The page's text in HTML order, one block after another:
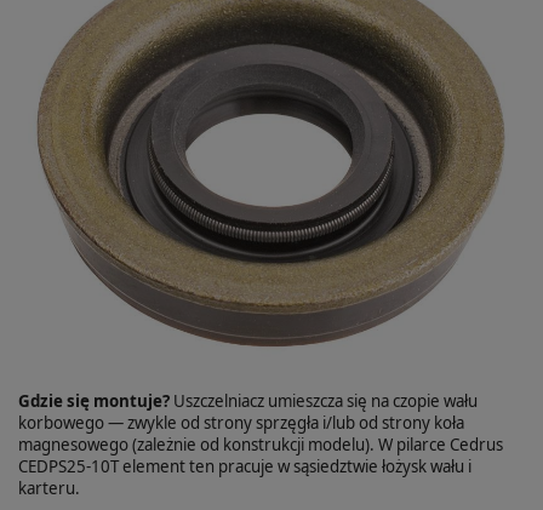
Gdzie się montuje? Uszczelniacz umieszcza się na czopie wału
korbowego — zwykle od strony sprzęgła i/lub od strony koła
magnesowego (zależnie od konstrukcji modelu). W pilarce Cedrus
CEDPS25-10T element ten pracuje w sąsiedztwie łożysk wału i
karteru.